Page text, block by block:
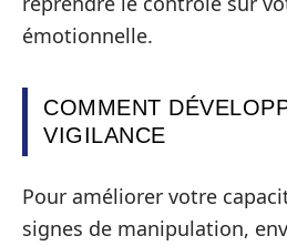
émotionnelle.
COMMENT
VIGILANCE
Pour améliorer votre
signes de manipulation,